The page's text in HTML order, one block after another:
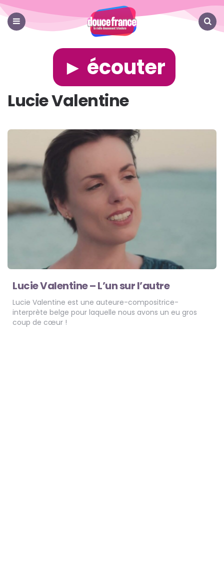
France
► écouter
Lucie Valentine
Lucie Valentine – L’un sur l’autre
Lucie Valentine est une auteure-compositrice-
interprète belge pour laquelle nous avons un eu gros
coup de cœur !